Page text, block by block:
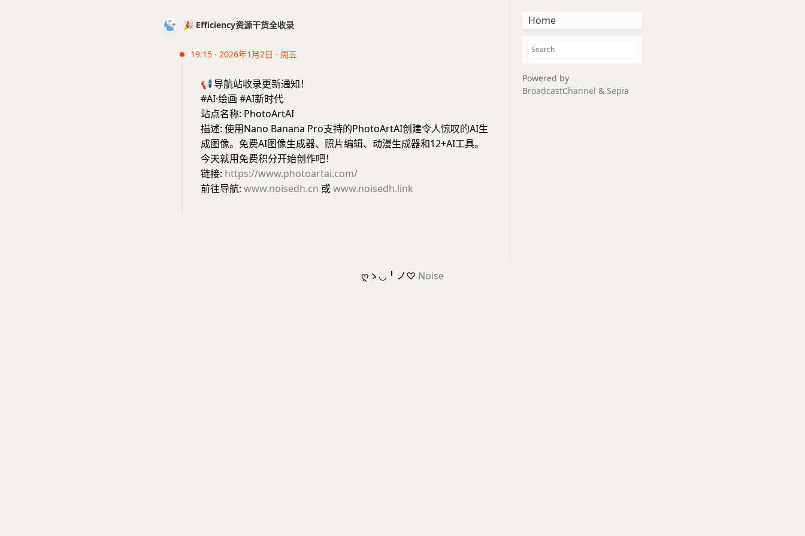
🎉 Efficiency资源干货全收录
19:15 · 2026年1月2日 · 周五
📢导航站收录更新通知！
#AI·绘画 #AI新时代
站点名称: PhotoArtAI
描述: 使用Nano Banana Pro支持的PhotoArtAI创建令人惊叹的AI生
成图像。免费AI图像生成器、照片编辑、动漫生成器和12+AI工具。
今天就用免费积分开始创作吧！
链接: https://www.photoartai.com/
前往导航: www.noisedh.cn 或www.noisedh.link
Home
Powered by
BroadcastChannel & Sepia
ღゝ◡╹ノ♡ Noise